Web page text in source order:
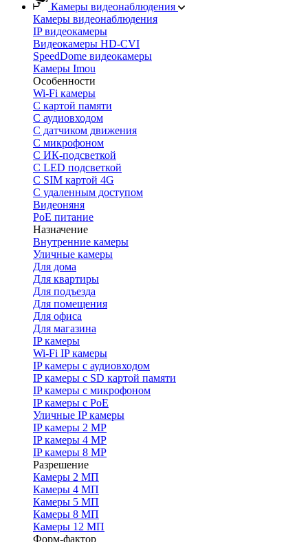
Камеры видеонаблюдения
Камеры видеонаблюдения
IP видеокамеры
Видеокамеры HD-CVI
SpeedDome видеокамеры
Камеры Imou
Особенности
Wi-Fi камеры
С картой памяти
С аудиовходом
С датчиком движения
С микрофоном
С ИК-подсветкой
С LED подсветкой
C SIM картой 4G
C удаленным доступом
Видеоняня
PoE питание
Назначение
Внутренние камеры
Уличные камеры
Для дома
Для квартиры
Для подъезда
Для помещения
Для офиса
Для магазина
IP камеры
Wi-Fi IP камеры
IP камеры с аудиовходом
IP камеры с SD картой памяти
IP камеры с микрофоном
IP камеры с PoE
Уличные IP камеры
IP камеры 2 MP
IP камеры 4 MP
IP камеры 8 MP
Разрешение
Камеры 2 МП
Камеры 4 МП
Камеры 5 МП
Камеры 8 МП
Камеры 12 МП
Форм-фактор